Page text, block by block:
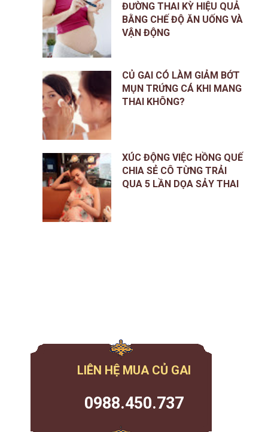
ĐƯỜNG THAI KỲ HIỆU QUẢ
BẰNG CHẾ ĐỘ ĂN UỐNG VÀ
VẬN ĐỘNG
CỦ GAI CÓ LÀM GIẢM BỚT
MỤN TRỨNG CÁ KHI MANG
THAI KHÔNG?
XÚC ĐỘNG VIỆC HỒNG QUẾ
CHIA SẺ CÔ TỪNG TRẢI
QUA 5 LẦN DỌA SẢY THAI
LIÊN HỆ MUA CỦ GAI
0988.450.737